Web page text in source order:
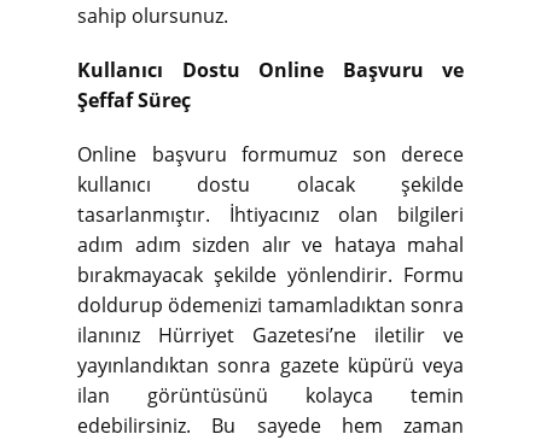
sahip olursunuz.
Kullanıcı Dostu Online Başvuru ve
Şeffaf Süreç
Online başvuru formumuz son derece
kullanıcı dostu olacak şekilde
tasarlanmıştır. İhtiyacınız olan bilgileri
adım adım sizden alır ve hataya mahal
bırakmayacak şekilde yönlendirir. Formu
doldurup ödemenizi tamamladıktan sonra
ilanınız Hürriyet Gazetesi’ne iletilir ve
yayınlandıktan sonra gazete küpürü veya
ilan görüntüsünü kolayca temin
edebilirsiniz. Bu sayede hem zaman